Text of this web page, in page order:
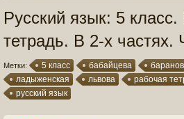
Русский язык: 5
тетрадь. В 2-х частях.
Метки: 5 класс бабайцева баранов
ладыженская
львова рабочая
русский язык